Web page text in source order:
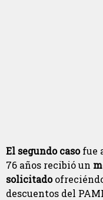
El segundo casofue
76 años recibió un
solicitado
descuentos del